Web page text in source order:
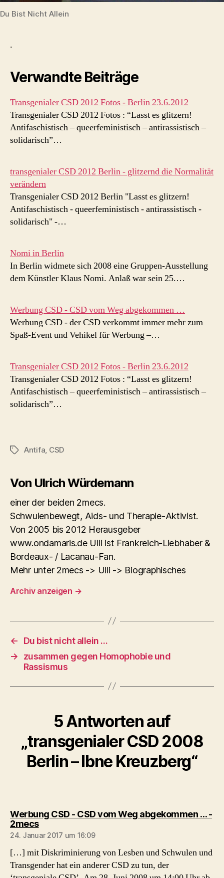
Du Bist Nicht Allein
.
Verwandte Beiträge
Transgenialer CSD 2012 Fotos - Berlin 23.6.2012
Transgenialer CSD 2012 Fotos : “Lasst es glitzern!
Antifaschistisch – queerfeministisch – antirassistisch –
solidarisch”…
transgenialer CSD 2012 Berlin - glitzernd die Normalität
verändern
Transgenialer CSD 2012 Berlin "Lasst es glitzern!
Antifaschistisch - queerfeministisch - antirassistisch -
solidarisch" -…
Nomi in Berlin
In Berlin widmete sich 2008 eine Gruppen-Ausstellung
dem Künstler Klaus Nomi. Anlaß war sein 25.…
Werbung CSD - CSD vom Weg abgekommen …
Werbung CSD - der CSD verkommt immer mehr zum
Spaß-Event und Vehikel für Werbung –…
Transgenialer CSD 2012 Fotos - Berlin 23.6.2012
Transgenialer CSD 2012 Fotos : “Lasst es glitzern!
Antifaschistisch – queerfeministisch – antirassistisch –
solidarisch”…
Schlagwörter
Antifa, CSD
Von Ulrich Würdemann
einer der beiden 2mecs.
Schwulenbewegt, Aids- und Therapie-Aktivist.
Von 2005 bis 2012 Herausgeber
www.ondamaris.de Ulli ist Frankreich-Liebhaber &
Bordeaux- / Lacanau-Fan.
Mehr unter 2mecs -> Ulli -> Biographisches
Archiv anzeigen →
←
Du bist nicht allein …
→
zusammen gegen Homophobie und
Rassismus
5 Antworten auf
„transgenialer CSD 2008
Berlin – Ibne Kreuzberg“
Werbung CSD - CSD vom Weg abgekommen … -
2mecssagt:
24. Januar 2017 um 16:09
[…] mit Diskriminierung von Lesben und Schwulen und
Transgender hat ein anderer CSD zu tun, der